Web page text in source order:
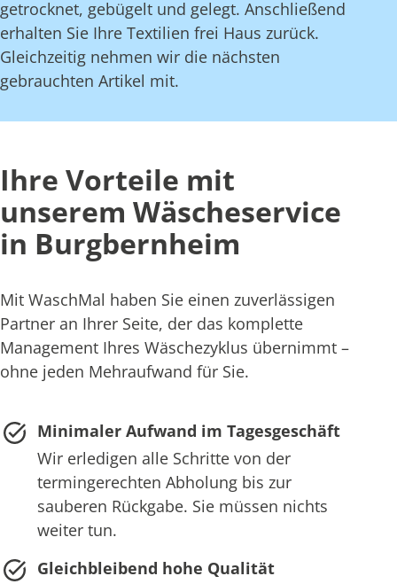
getrocknet, gebügelt und gelegt. Anschließend
erhalten Sie Ihre Textilien frei Haus zurück.
Gleichzeitig nehmen wir die nächsten
gebrauchten Artikel mit.
Ihre Vorteile mit
unserem Wäscheservice
in Burgbernheim
Mit WaschMal haben Sie einen zuverlässigen
Partner an Ihrer Seite, der das komplette
Management Ihres Wäschezyklus übernimmt –
ohne jeden Mehraufwand für Sie.
Minimaler Aufwand im Tagesgeschäft
Wir erledigen alle Schritte von der
termingerechten Abholung bis zur
sauberen Rückgabe. Sie müssen nichts
weiter tun.
Gleichbleibend hohe Qualität